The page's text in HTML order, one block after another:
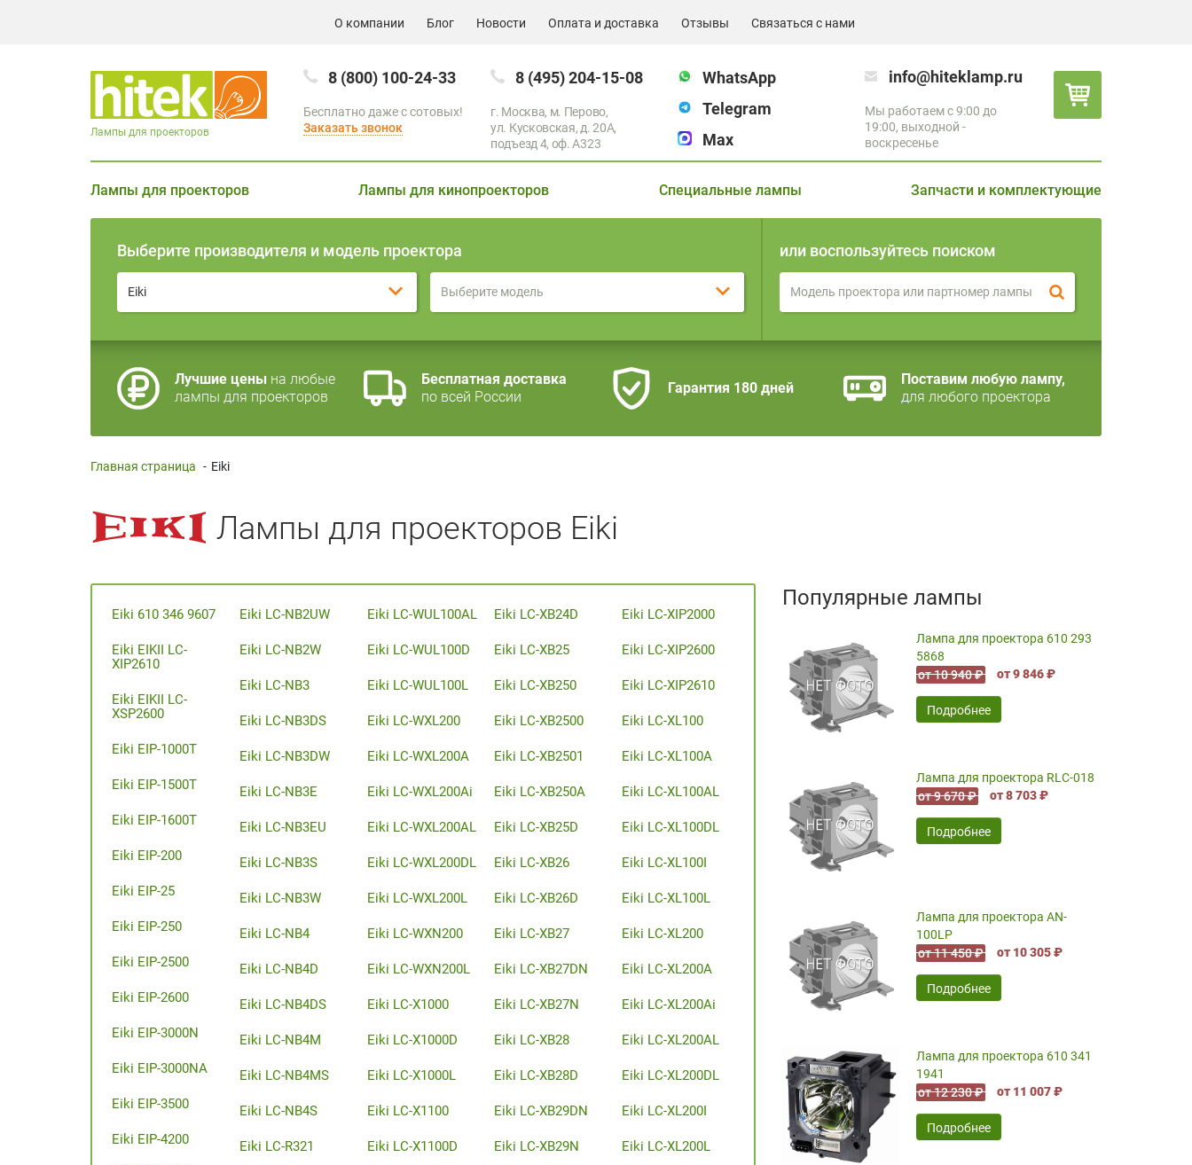
О компании Блог Новости Оплата и доставка Отзывы Связаться с нами
8 (800) 100-24-33
Бесплатно даже с сотовых!
Заказать звонок
8 (495) 204-15-08
г. Москва, м. Перово,
ул. Кусковская, д. 20А,
подъезд 4, оф. A323
WhatsApp
Telegram
Max
info@hiteklamp.ru
Мы работаем с 9:00 до
19:00, выходной -
воскресенье
Лампы для проекторов
Лампы для проекторов Лампы для кинопроекторов Специальные лампы Запчасти и комплектующие
Выберите производителя и модель проектора
Eiki Выберите модель
или воспользуйтесь поиском
Лучшие цены на любые
лампы для проекторов
Бесплатная доставка
по всей России
Гарантия 180 дней
Поставим любую лампу,
для любого проектора
Главная страница - Eiki
Лампы для проекторов Eiki
Eiki 610 346 9607
Eiki EIKII LC-
XIP2610
Eiki EIKII LC-
XSP2600
Eiki EIP-1000T
Eiki EIP-1500T
Eiki EIP-1600T
Eiki EIP-200
Eiki EIP-25
Eiki EIP-250
Eiki EIP-2500
Eiki EIP-2600
Eiki EIP-3000N
Eiki EIP-3000NA
Eiki EIP-3500
Eiki EIP-4200
Eiki LC-NB2UW
Eiki LC-NB2W
Eiki LC-NB3
Eiki LC-NB3DS
Eiki LC-NB3DW
Eiki LC-NB3E
Eiki LC-NB3EU
Eiki LC-NB3S
Eiki LC-NB3W
Eiki LC-NB4
Eiki LC-NB4D
Eiki LC-NB4DS
Eiki LC-NB4M
Eiki LC-NB4MS
Eiki LC-NB4S
Eiki LC-R321
Eiki LC-WUL100AL
Eiki LC-WUL100D
Eiki LC-WUL100L
Eiki LC-WXL200
Eiki LC-WXL200A
Eiki LC-WXL200Ai
Eiki LC-WXL200AL
Eiki LC-WXL200DL
Eiki LC-WXL200L
Eiki LC-WXN200
Eiki LC-WXN200L
Eiki LC-X1000
Eiki LC-X1000D
Eiki LC-X1000L
Eiki LC-X1100
Eiki LC-X1100D
Eiki LC-XB24D
Eiki LC-XB25
Eiki LC-XB250
Eiki LC-XB2500
Eiki LC-XB2501
Eiki LC-XB250A
Eiki LC-XB25D
Eiki LC-XB26
Eiki LC-XB26D
Eiki LC-XB27
Eiki LC-XB27DN
Eiki LC-XB27N
Eiki LC-XB28
Eiki LC-XB28D
Eiki LC-XB29DN
Eiki LC-XB29N
Eiki LC-XIP2000
Eiki LC-XIP2600
Eiki LC-XIP2610
Eiki LC-XL100
Eiki LC-XL100A
Eiki LC-XL100AL
Eiki LC-XL100DL
Eiki LC-XL100I
Eiki LC-XL100L
Eiki LC-XL200
Eiki LC-XL200A
Eiki LC-XL200Ai
Eiki LC-XL200AL
Eiki LC-XL200DL
Eiki LC-XL200I
Eiki LC-XL200L
Популярные лампы
Лампа для проектора 610 293
5868
от 10 940 ₽
от 9 846 ₽
Подробнее
Лампа для проектора RLC-018
от 9 670 ₽
от 8 703 ₽
Подробнее
Лампа для проектора AN-
100LP
от 11 450 ₽
от 10 305 ₽
Подробнее
Лампа для проектора 610 341
1941
от 12 230 ₽
от 11 007 ₽
Подробнее